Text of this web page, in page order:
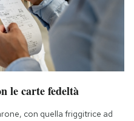
le carte fedeltà
con quella friggitrice ad